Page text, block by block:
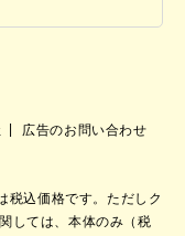
広告のお問い合わせ
税込価格です。ただしク
しては、本体のみ（税